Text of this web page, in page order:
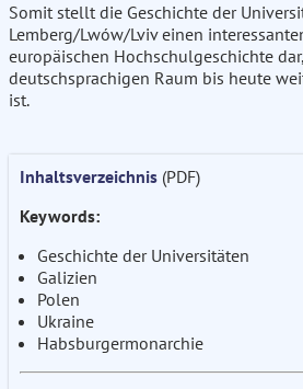
Somit stellt die Geschichte der
Lemberg/Lwów/Lviv einen
europäischen Hochschulgeschichte
deutschsprachigen Raum bis heute
ist.
Inhaltsverzeichnis (PDF)
Keywords:
Geschichte der Universitäten
Galizien
Polen
Ukraine
Habsburgermonarchie